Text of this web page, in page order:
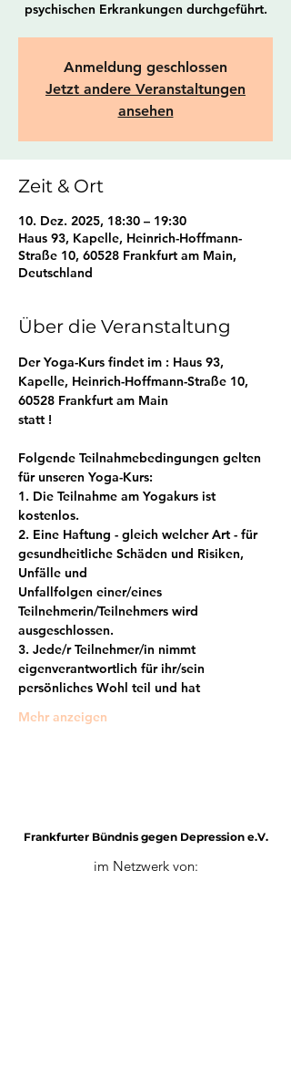
psychischen Erkrankungen durchgeführt.
Anmeldung geschlossen
Jetzt andere Veranstaltungen
ansehen
Zeit & Ort
10. Dez. 2025, 18:30 – 19:30
Haus 93, Kapelle, Heinrich-Hoffmann-
Straße 10, 60528 Frankfurt am Main,
Deutschland
Über die Veranstaltung
Der Yoga-Kurs findet im : Haus 93,
Kapelle, Heinrich-Hoffmann-Straße 10,
60528 Frankfurt am Main
statt !
Folgende Teilnahmebedingungen gelten
für unseren Yoga-Kurs:
1. Die Teilnahme am Yogakurs ist
kostenlos.
2. Eine Haftung - gleich welcher Art - für
gesundheitliche Schäden und Risiken,
Unfälle und
Unfallfolgen einer/eines
Teilnehmerin/Teilnehmers wird
ausgeschlossen.
3. Jede/r Teilnehmer/in nimmt
eigenverantwortlich für ihr/sein
persönliches Wohl teil und hat
Mehr anzeigen
Frankfurter Bündnis gegen Depression e.V.
im Netzwerk von: